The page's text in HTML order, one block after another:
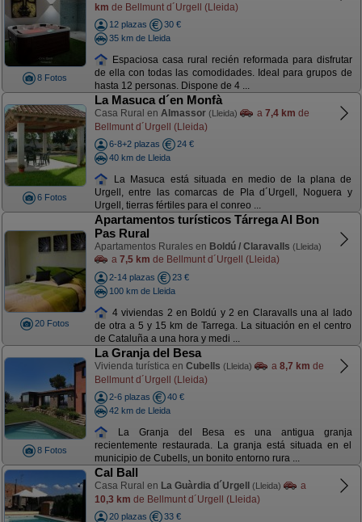
8 Fotos
km de Bellmunt d´Urgell (Lleida)
12 plazas
30 €
35 km de Lleida
Espaciosa casa rural recién reformada para disfrutar
de ella con todas las comodidades. Ideal para grupos de
hasta 12 personas. Dispone de 4 ...
6 Fotos
La Masuca d´en Monfà
Casa Rural en Almassor (Lleida) a 7,4 km de
Bellmunt d´Urgell (Lleida)
6-8+2 plazas
24 €
40 km de Lleida
La Masuca está situada en medio de la plana de
Urgell, entre las comarcas de Pla d´Urgell, Noguera y
Urgell, tierras fértiles para el conreo ...
20 Fotos
Apartamentos turísticos Tárrega Al Bon
Pas Rural
Apartamentos Rurales en Boldú / Claravalls (Lleida)
a 7,5 km de Bellmunt d´Urgell (Lleida)
2-14 plazas
23 €
100 km de Lleida
4 viviendas 2 en Boldú y 2 en Claravalls una al lado
de otra a 5 y 15 km de Tarrega. La situación en el centro
de Cataluña a una hora y medi ...
8 Fotos
La Granja del Besa
Vivienda turística en Cubells (Lleida) a 8,7 km de
Bellmunt d´Urgell (Lleida)
2-6 plazas
40 €
42 km de Lleida
La Granja del Besa es una antigua granja
recientemente restaurada. La granja está situada en el
municipio de Cubells, un bonito entorno rura ...
Cal Ball
Casa Rural en La Guàrdia d´Urgell (Lleida)
a
10,3 km de Bellmunt d´Urgell (Lleida)
20 plazas
33 €